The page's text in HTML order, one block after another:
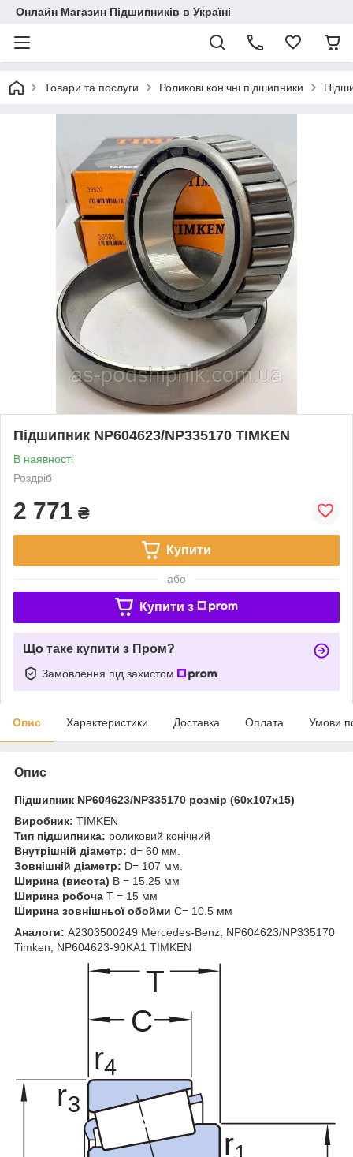
Онлайн Магазин Підшипників в Україні
Товари та послуги Роликові конічні підшипники
Підшипник NP604623/NP335170 TIMKEN
В наявності
Роздріб
2 771 ₴
Купити
або
Купити з
Що таке купити з Пром?
Замовлення під захистом
Опис Характеристики Доставка Оплата Умови
Опис
Підшипник NP604623/NP335170 розмір (60х107х15)
Виробник: TIMKEN
Тип підшипника: роликовий конічний
Внутрішній діаметр: d= 60 мм.
Зовнішній діаметр: D= 107 мм.
Ширина (висота) B = 15.25 мм
Ширина робоча T = 15 мм
Ширина зовнішньої обойми C= 10.5 мм
Аналоги: A2303500249 Mercedes-Benz, NP604623/NP335170
Timken, NP604623-90KA1 TIMKEN